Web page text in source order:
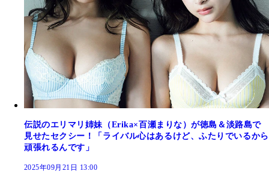
伝説のエリマリ姉妹（Erika×百瀬まりな）が徳島＆淡路島で
見せたセクシー！「ライバル心はあるけど、ふたりでいるから
頑張れるんです」
2025年09月21日 13:00